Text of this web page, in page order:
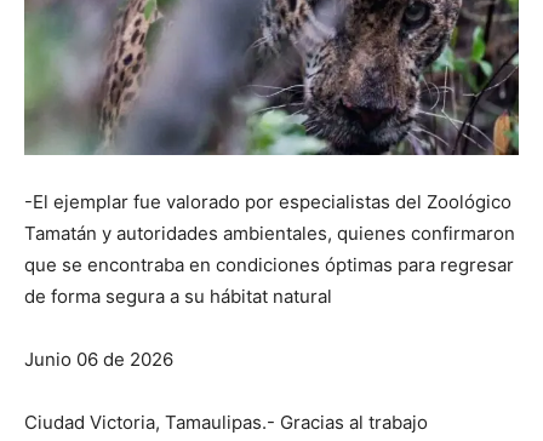
-El ejemplar fue valorado por especialistas del Zoológico
Tamatán y autoridades ambientales, quienes confirmaron
que se encontraba en condiciones óptimas para regresar
de forma segura a su hábitat natural
Junio 06 de 2026
Ciudad Victoria, Tamaulipas.- Gracias al trabajo